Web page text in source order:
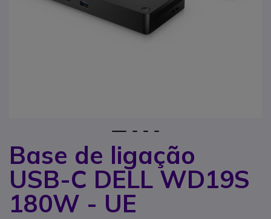
Base de ligação
USB-C DELL WD19S
180W - UE
Saltar para o início da Galeria de imagens